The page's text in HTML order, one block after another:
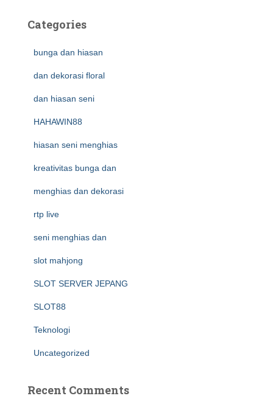
Categories
bunga dan hiasan
dan dekorasi floral
dan hiasan seni
HAHAWIN88
hiasan seni menghias
kreativitas bunga dan
menghias dan dekorasi
rtp live
seni menghias dan
slot mahjong
SLOT SERVER JEPANG
SLOT88
Teknologi
Uncategorized
Recent Comments